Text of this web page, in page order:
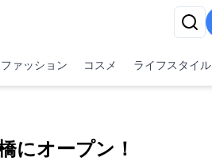
ファッション コスメ ライフスタイル
にオープン！